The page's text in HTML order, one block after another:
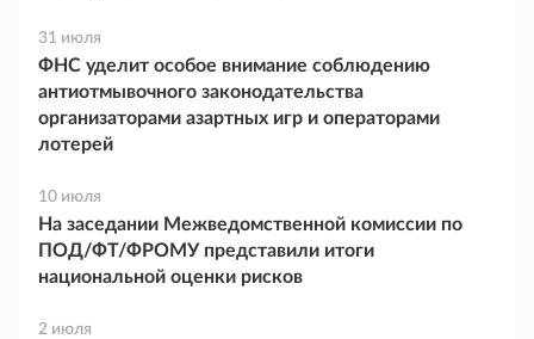
31 июля
ФНС уделит особое внимание соблюдению
антиотмывочного законодательства
организаторами азартных игр и операторами
лотерей
10 июля
На заседании Межведомственной комиссии по
ПОД/ФТ/ФРОМУ представили итоги
национальной оценки рисков
2 июля